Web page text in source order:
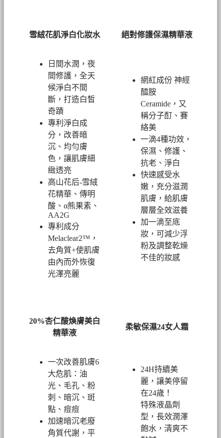
雪絨花肌淨白化妝水 絕對修護保濕精華液
日間水潤，夜
間修護，全天
候淨白不間
斷，打造白皙
奇蹟
專利淨白成
分，改善暗
沉、均勻膚
色，讓肌膚細
緻透亮
高山花后-雪絨
花精華、傳明
酸、α熊果素、
AA2G
專利成分
Melaclear2™，
去角質+使肌膚
由內而外恢復
光澤亮麗
網紅成份 神經
醯胺
Ceramide，又
稱分子酊、賽
絡美
一滴4種功效，
保濕、修護、
抗老、淨白
快速感受水
嫩，充分滋潤
肌膚，給肌膚
層層全效滋養
加一滴至底
妝，可減少浮
粉及調整乾燥
不佳的妝感
20%杏仁酸煥膚美白
精華液
柔敏保濕24女人霜
一次改善肌膚6
大危肌：油
光、毛孔、粉
刺、暗沉、斑
點、痘痘
加速暗沉老廢
角質代謝，平
24H持續美
麗，讓美停留
在24歲！
特殊液晶劑
型，長效潤澤
飽水，清爽不